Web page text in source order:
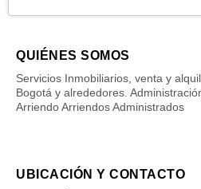
QUIÉNES SOMOS
Servicios Inmobiliarios, venta y
Bogotá y alrededores.
Arriendo Arriendos Administrados
UBICACIÓN Y CONTACTO